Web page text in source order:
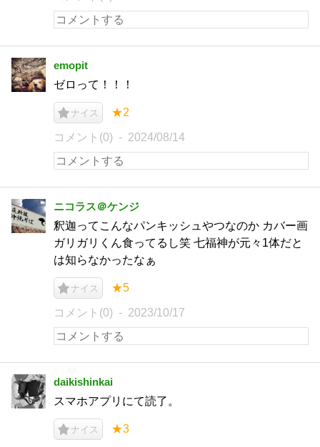
emopit
ゼロって！！！
ナイス ★2
コメント(0) 2024/08/14
ニコラス＠ケンジ
釈迦ってこんなパンキッシュやつなのか カバー画
ガリガリくん食ってるし笑 七福神が元々1体だと
は知らなかったなぁ
ナイス ★5
コメント(0) 2023/10/17
daikishinkai
スマホアプリにて読了。
ナイス ★3